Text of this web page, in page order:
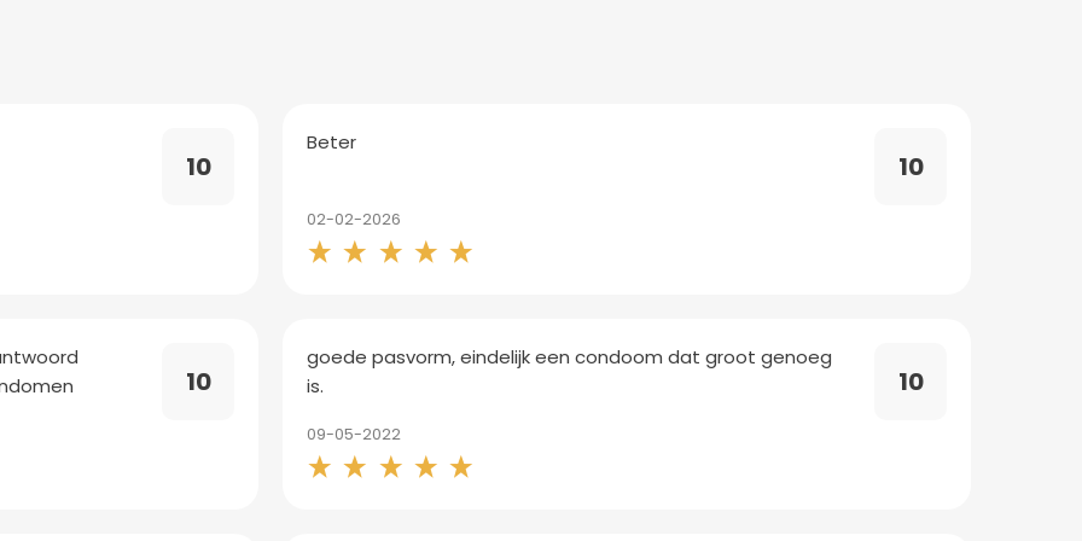
10 10
Beter
02-02-2026
10 10
goede pasvorm, eindelijk een condoom dat groot genoeg
is.
09-05-2022